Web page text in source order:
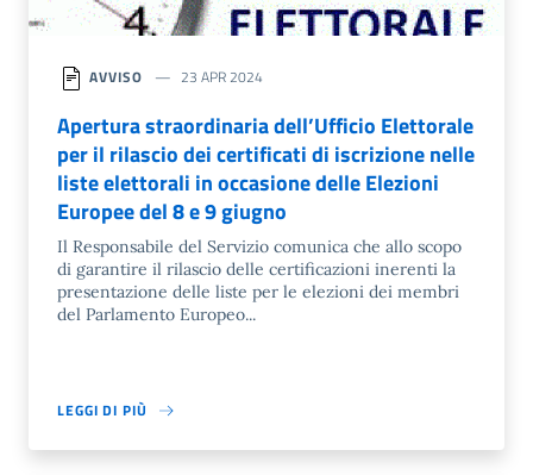
AVVISO 23 APR 2024
Apertura straordinaria dell’Ufficio Elettorale
per il rilascio dei certificati di iscrizione nelle
liste elettorali in occasione delle Elezioni
Europee del 8 e 9 giugno
Il Responsabile del Servizio comunica che allo scopo
di garantire il rilascio delle certificazioni inerenti la
presentazione delle liste per le elezioni dei membri
del Parlamento Europeo...
LEGGI DI PIÙ